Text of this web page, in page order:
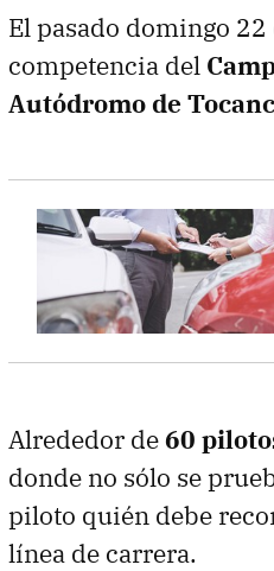
El pasado domingo
competencia del
Autódromo de
Alrededor de60
donde no sólo se
piloto quién debe
línea de carrera.